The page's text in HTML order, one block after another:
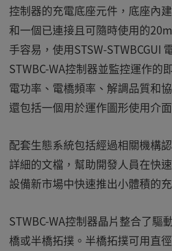
控制器的充電底座元件，底座內
和一個已連接且可隨時使用的
手容易，使用STSW-STWBCGUI
STWBC-WA控制器並監控運作的
電功率、電橋頻率、解調品質和
還包括一個用於運作圖形使用介
配套生態系統包括經過相關機構
詳細的文檔，幫助開發人員在快
設備新市場中快速推出小體積的
STWBC-WA控制器晶片整合了驅
橋或半橋拓撲。半橋拓撲可用直